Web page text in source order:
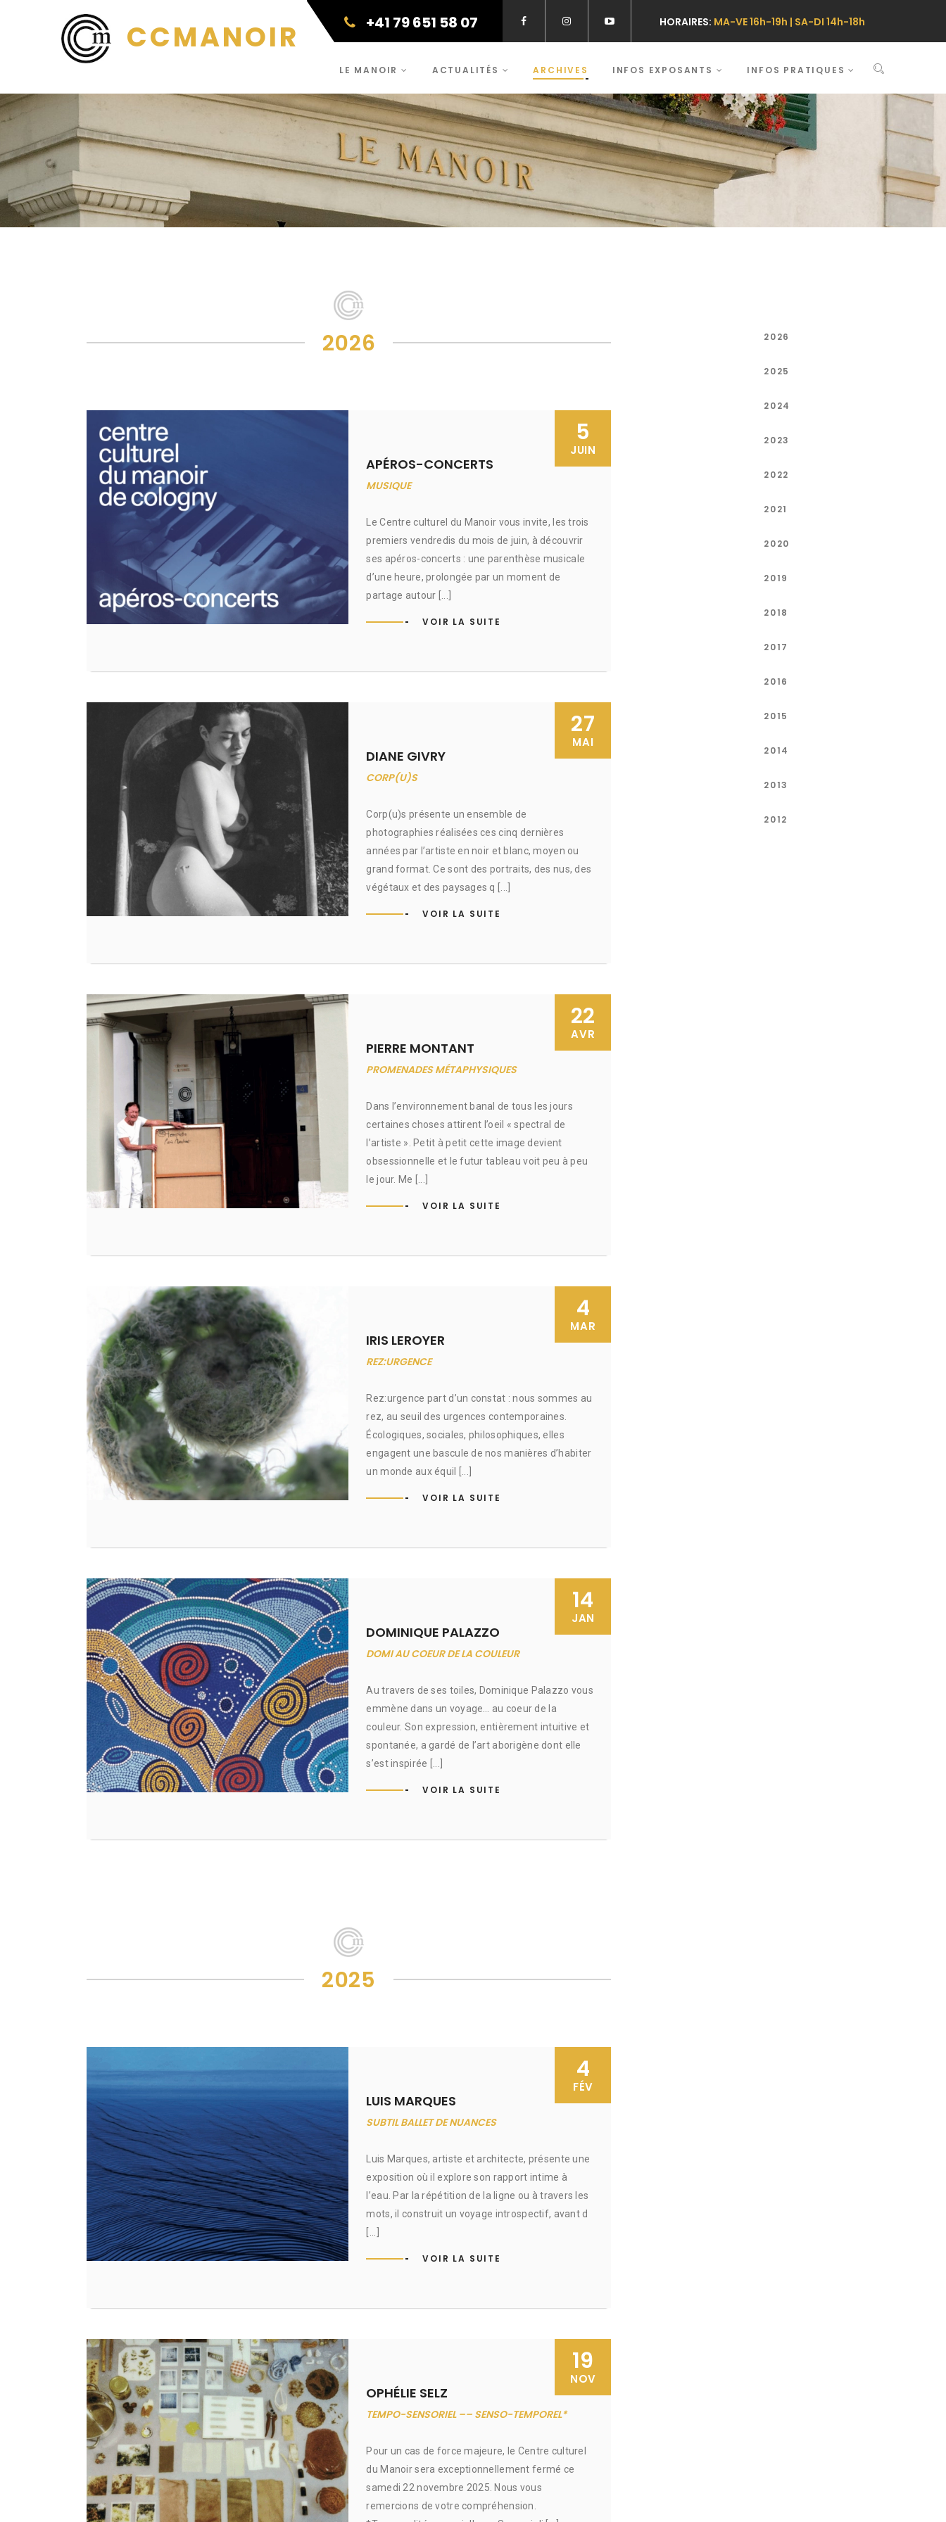
+41 79 651 58 07 HORAIRES: MA-VE 16h-19h | SA-DI 14h-18h
CCMANOIR
LE MANOIR ACTUALITÉS ARCHIVES INFOS EXPOSANTS INFOS PRATIQUES
2026
5
JUIN
APÉROS-CONCERTS
MUSIQUE
Le Centre culturel du Manoir vous invite, les trois
premiers vendredis du mois de juin, à découvrir
ses apéros-concerts : une parenthèse musicale
d’une heure, prolongée par un moment de
partage autour [...]
VOIR LA SUITE
27
MAI
DIANE GIVRY
CORP(U)S
Corp(u)s présente un ensemble de
photographies réalisées ces cinq dernières
années par l’artiste en noir et blanc, moyen ou
grand format. Ce sont des portraits, des nus, des
végétaux et des paysages q [...]
VOIR LA SUITE
22
AVR
PIERRE MONTANT
PROMENADES MÉTAPHYSIQUES
Dans l’environnement banal de tous les jours
certaines choses attirent l’oeil « spectral de
l’artiste ». Petit à petit cette image devient
obsessionnelle et le futur tableau voit peu à peu
le jour. Me [...]
VOIR LA SUITE
4
MAR
IRIS LEROYER
REZ:URGENCE
Rez:urgence part d’un constat : nous sommes au
rez, au seuil des urgences contemporaines.
Écologiques, sociales, philosophiques, elles
engagent une bascule de nos manières d’habiter
un monde aux équil [...]
VOIR LA SUITE
14
JAN
DOMINIQUE PALAZZO
DOMI AU COEUR DE LA COULEUR
Au travers de ses toiles, Dominique Palazzo vous
emmène dans un voyage… au coeur de la
couleur. Son expression, entièrement intuitive et
spontanée, a gardé de l’art aborigène dont elle
s’est inspirée [...]
VOIR LA SUITE
2025
4
FÉV
LUIS MARQUES
SUBTIL BALLET DE NUANCES
Luis Marques, artiste et architecte, présente une
exposition où il explore son rapport intime à
l’eau. Par la répétition de la ligne ou à travers les
mots, il construit un voyage introspectif, avant d
VOIR LA SUITE
19
NOV
OPHÉLIE SELZ
TEMPO-SENSORIEL –– SENSO-TEMPOREL*
Pour un cas de force majeure, le Centre culturel
du Manoir sera exceptionnellement fermé ce
samedi 22 novembre 2025. Nous vous
remercions de votre compréhension.
2026
2025
2024
2023
2022
2021
2020
2019
2018
2017
2016
2015
2014
2013
2012